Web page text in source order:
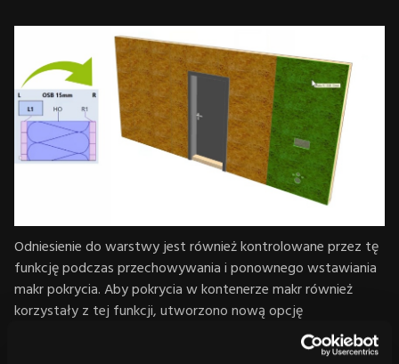
Odniesienie do warstwy jest również kontrolowane przez tę
funkcję podczas przechowywania i ponownego wstawiania
makr pokrycia. Aby pokrycia w kontenerze makr również
korzystały z tej funkcji, utworzono nową opcję
kontrolowania przynależności warstwy. Podczas ustawiania
punktów odniesienia w kontenerze można teraz określić